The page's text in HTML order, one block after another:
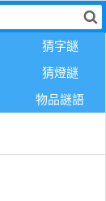
猜字謎
猜燈謎
物品謎語